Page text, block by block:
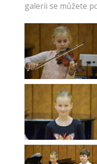
galerii se můžete